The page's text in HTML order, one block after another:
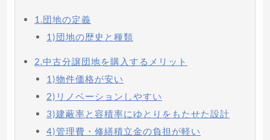
1.団地の定義
1)団地の歴史と種類
2.中古分譲団地を購入するメリット
1)物件価格が安い
2)リノベーションしやすい
3)建蔽率と容積率にゆとりをもたせた設計
4)管理費・修繕積立金の負担が軽い